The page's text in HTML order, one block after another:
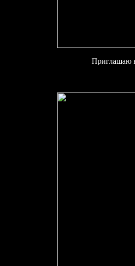
Приглашаю